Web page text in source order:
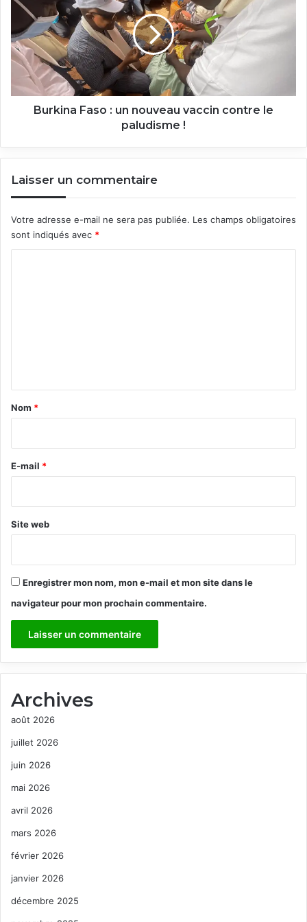
nouveau
vaccin
contre
paludisme
Burkina Faso : un nouveau vaccin contre le
paludisme !
Laisser un commentaire
Votre adresse e-mail ne sera pas publiée. Les champs obligatoires
sont indiqués avec *
a
e
Nom *
E-mail *
Site web
Enregistrer mon nom, mon e-mail et mon site dans le
navigateur pour mon prochain commentaire.
Archives
août 2026
juillet 2026
juin 2026
mai 2026
avril 2026
mars 2026
février 2026
janvier 2026
décembre 2025